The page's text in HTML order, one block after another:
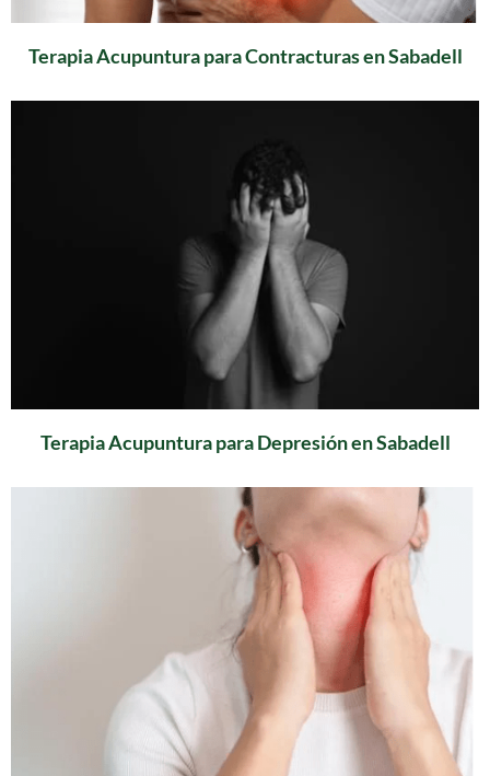
Terapia Acupuntura para Contracturas en Sabadell
Terapia Acupuntura para Depresión en Sabadell